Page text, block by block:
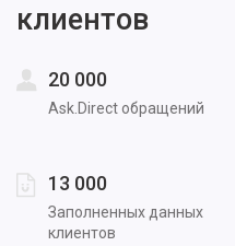
клиентов
20 000
Ask.Direct обращений
13 000
Заполненных данных
клиентов